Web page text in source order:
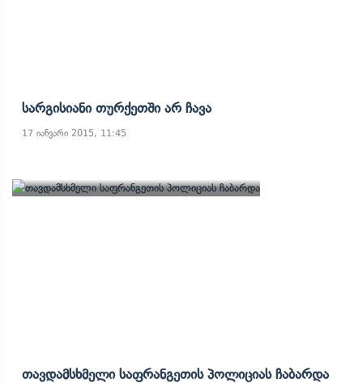
Სარგისიანი Თურქეთში Არ Ჩავა
17 იანვარი 2015, 11:45
Თავდამსხმელი Საფრანგეთის Პოლიციას Ჩაბარდა